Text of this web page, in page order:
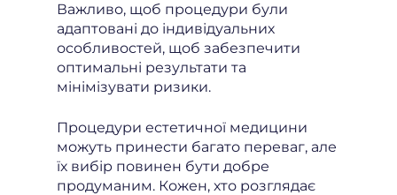
Важливо, щоб процедури були
адаптовані до індивідуальних
особливостей, щоб забезпечити
оптимальні результати та
мінімізувати ризики.
Процедури естетичної медицини
можуть принести багато переваг, але
їх вибір повинен бути добре
продуманим. Кожен, хто розглядає